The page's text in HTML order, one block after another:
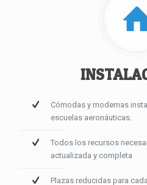
Cómodas y modernas
escuelas aeronáuticas.
Todos los recursos
actualizada y completa
Plazas reducidas para